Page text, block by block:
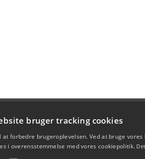
bruger tracking cookies
forbedre brugeroplevelsen. Ved at bruge vores
i overensstemmelse med vores cookiepolitik.